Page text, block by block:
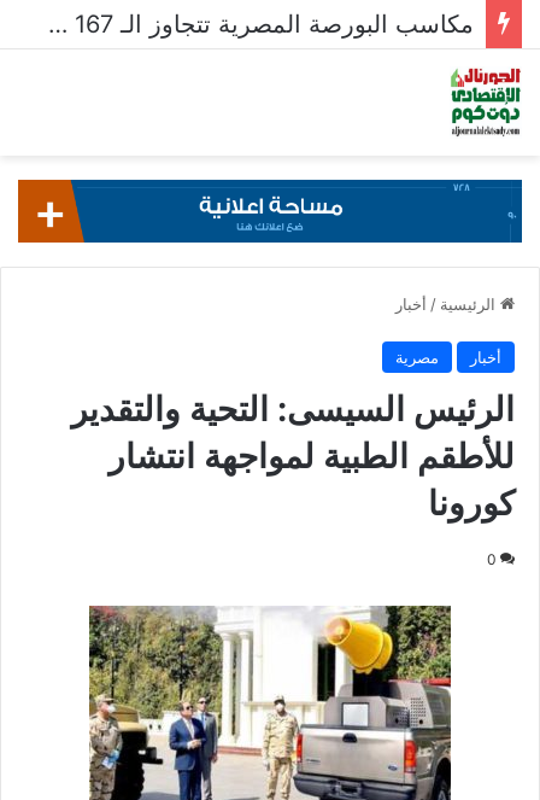
مكاسب البورصة المصرية تتجاوز الـ 167 مليار جنيه خلال أسبوع
الرئيسية / أخبار
أخبار مصرية
الرئيس السيسى: التحية والتقدير
للأطقم الطبية لمواجهة انتشار
كورونا
0